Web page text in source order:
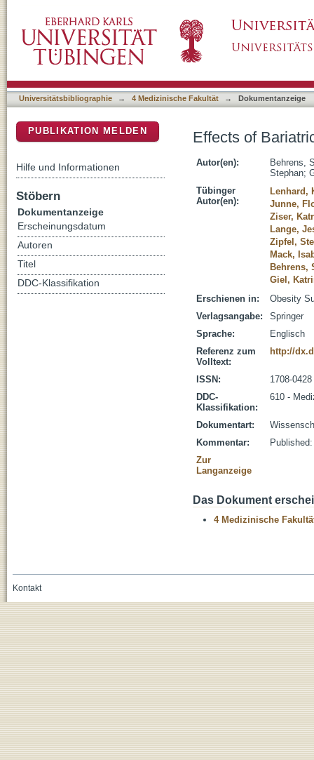
Universitätsbibliographie → 4 Medizinische Fakultät → Dokumentanzeige
Effects of
Autor(en):
Behrens,
Stephan;
Tübinger
Autor(en):
Lenhard,
Junne,
Ziser,
Lange,
Zipfel,
Mack,
Behrens,
Giel,
Erschienen in:
Obesity
Verlagsangabe:
Springer
Sprache:
Englisch
Referenz zum
Volltext:
http://
ISSN:
1708-0428
DDC-
Klassifikation:
610 -
Dokumentart:
Kommentar:
Zur
Langanzeige
Das Dokument
4 Medizinische
PUBLIKATION MELDEN
Hilfe und Informationen
Stöbern
Dokumentanzeige
Erscheinungsdatum
Autoren
Titel
DDC-Klassifikation
Kontakt